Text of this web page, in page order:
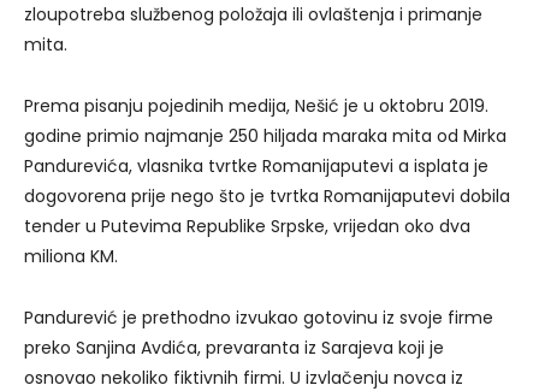
zloupotreba službenog položaja ili ovlaštenja i primanje
mita.
Prema pisanju pojedinih medija, Nešić je u oktobru 2019.
godine primio najmanje 250 hiljada maraka mita od Mirka
Pandurevića, vlasnika tvrtke Romanijaputevi a isplata je
dogovorena prije nego što je tvrtka Romanijaputevi dobila
tender u Putevima Republike Srpske, vrijedan oko dva
miliona KM.
Pandurević je prethodno izvukao gotovinu iz svoje firme
preko Sanjina Avdića, prevaranta iz Sarajeva koji je
osnovao nekoliko fiktivnih firmi. U izvlačenju novca iz